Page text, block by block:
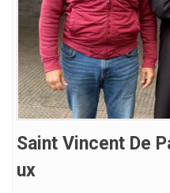
Saint Vincent De
Ux